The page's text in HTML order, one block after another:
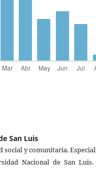
San Luis
social y comunitaria.
Nacional de San